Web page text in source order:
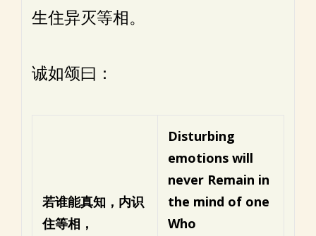
生住异灭等相。
诚如颂曰：
若谁能真知，内识
住等相，
Disturbing
emotions will
never Remain in
the mind of one
Who